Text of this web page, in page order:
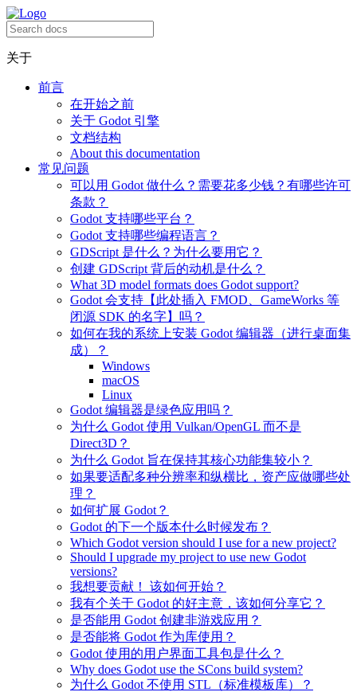
关于
前言
在开始之前
关于 Godot 引擎
文档结构
About this documentation
常见问题
可以用 Godot 做什么？需要花多少钱？有哪些许可
条款？
Godot 支持哪些平台？
Godot 支持哪些编程语言？
GDScript 是什么？为什么要用它？
创建 GDScript 背后的动机是什么？
What 3D model formats does Godot support?
Godot 会支持【此处插入 FMOD、GameWorks 等
闭源 SDK 的名字】吗？
如何在我的系统上安装 Godot 编辑器（进行桌面集
成）？
Windows
macOS
Linux
Godot 编辑器是绿色应用吗？
为什么 Godot 使用 Vulkan/OpenGL 而不是
Direct3D？
为什么 Godot 旨在保持其核心功能集较小？
如果要适配多种分辨率和纵横比，资产应做哪些处
理？
如何扩展 Godot？
Godot 的下一个版本什么时候发布？
Which Godot version should I use for a new project?
Should I upgrade my project to use new Godot
versions?
我想要贡献！ 该如何开始？
我有个关于 Godot 的好主意，该如何分享它？
是否能用 Godot 创建非游戏应用？
是否能将 Godot 作为库使用？
Godot 使用的用户界面工具包是什么？
Why does Godot use the SCons build system?
为什么 Godot 不使用 STL（标准模板库）？